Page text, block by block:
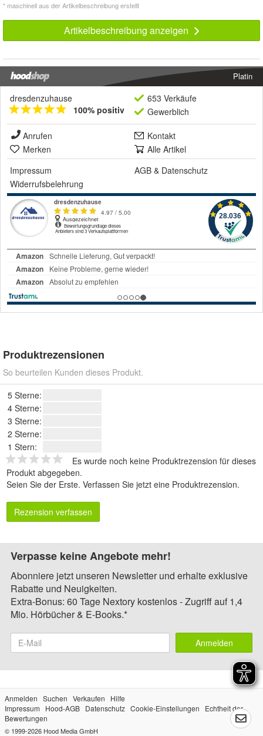
* maschinell aus der Artikelbeschreibung erstellt
Artikelbeschreibung anzeigen
Platin
dresdenzuhause
100% positiv
653 Verkäufe
Gewerblich
Anrufen
Kontakt
Merken
Alle Artikel
Impressum
AGB & Datenschutz
Widerrufsbelehrung
Produktrezensionen
So beurteilen Kunden dieses Produkt.
5 Sterne:
4 Sterne:
3 Sterne:
2 Sterne:
1 Stern:
Es wurde noch keine Produktrezension für dieses
Produkt abgegeben.
Seien Sie der Erste. Verfassen Sie jetzt eine Produktrezension.
Rezension verfassen
Verpasse keine Angebote mehr!
Abonniere jetzt unseren Newsletter und erhalte exklusive
Rabatte und Neuigkeiten.
Extra-Bonus: 60 Tage Nextory kostenlos - Zugriff auf 1,4
Mio. Hörbücher & E-Books.*
Anmelden
Anmelden Suchen Verkaufen
Hilfe
Impressum
Hood-AGB Datenschutz Cookie-Einstellungen
Echtheit der
Bewertungen
© 1999-2026 Hood Media GmbH